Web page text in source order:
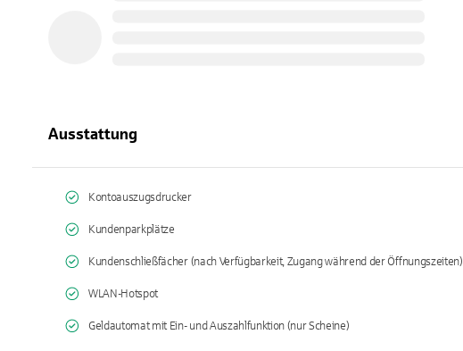
Ausstattung
Kontoauszugsdrucker
Kundenparkplätze
Kundenschließfächer (nach Verfügbarkeit, Zugang während der Öffnungszeiten)
WLAN-Hotspot
Geldautomat mit Ein- und Auszahlfunktion (nur Scheine)